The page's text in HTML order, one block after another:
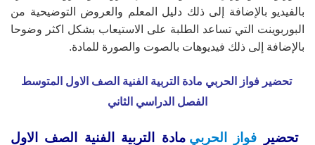
بالفيديو بالإضافة إلى ذلك دليل المعلم والعروض التوضيحية من
البوربوينت التي تساعد الطلبة على الاستيعاب بشكل اكثر وضوحا
بالإضافة إلى ذلك فيديوهات بالصوت والصورة للمادة.
تحضير فواز الحربي مادة التربية الفنية الصف الاول المتوسط
الفصل الدراسي الثاني
تحضير فواز الحربي مادة التربية الفنية الصف الاول